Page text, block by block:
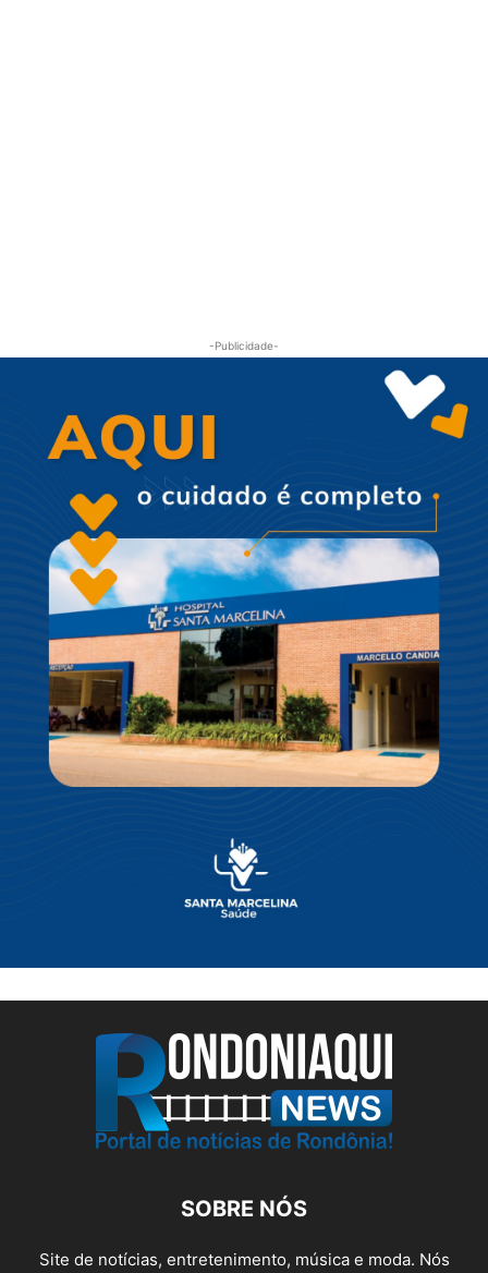
-Publicidade-
SOBRE NÓS
Site de notícias, entretenimento, música e moda. Nós